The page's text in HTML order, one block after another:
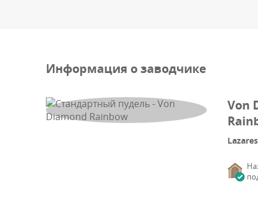
Информация о заводчике
Von